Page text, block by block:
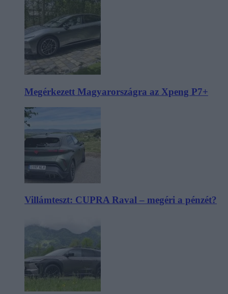
Megérkezett Magyarországra az Xpeng P7+
Villámteszt: CUPRA Raval – megéri a pénzét?